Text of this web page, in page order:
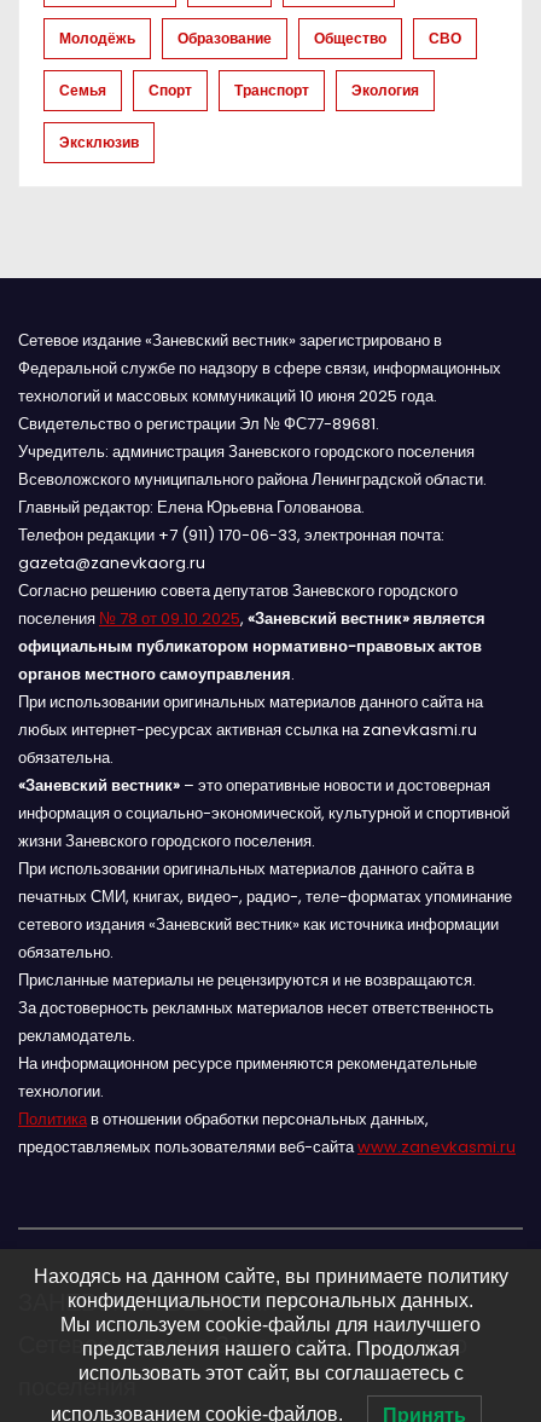
а
п
и
с
м
Молодёжь Образование Общество СВО
Семья Спорт Транспорт Экология
Эксклюзив
Сетевое издание «Заневский вестник» зарегистрировано в
Федеральной службе по надзору в сфере связи, информационных
технологий и массовых коммуникаций 10 июня 2025 года.
Свидетельство о регистрации Эл № ФС77-89681.
Учредитель: администрация Заневского городского поселения
Всеволожского муниципального района Ленинградской области.
Главный редактор: Елена Юрьевна Голованова.
Телефон редакции +7 (911) 170-06-33, электронная почта:
gazeta@zanevkaorg.ru
Согласно решению совета депутатов Заневского городского
поселения № 78 от 09.10.2025, «Заневский вестник» является
официальным публикатором нормативно-правовых актов
органов местного самоуправления.
При использовании оригинальных материалов данного сайта на
любых интернет-ресурсах активная ссылка на zanevkasmi.ru
обязательна.
«Заневский вестник» – это оперативные новости и достоверная
информация о социально-экономической, культурной и спортивной
жизни Заневского городского поселения.
При использовании оригинальных материалов данного сайта в
печатных СМИ, книгах, видео-, радио-, теле-форматах упоминание
сетевого издания «Заневский вестник» как источника информации
обязательно.
Присланные материалы не рецензируются и не возвращаются.
За достоверность рекламных материалов несет ответственность
рекламодатель.
На информационном ресурсе применяются рекомендательные
технологии.
Политикав отношении обработки персональных данных,
предоставляемых пользователями веб-сайтаwww.zanevkasmi.ru
ЗАНЕВСКИЙ ВЕСТНИК 16+
Сетевое издание Заневского городского
поселения
Находясь на данном сайте, вы принимаете политику
конфиденциальности персональных данных.
Мы используем cookie-файлы для наилучшего
представления нашего сайта. Продолжая
использовать этот сайт, вы соглашаетесь с
использованием cookie-файлов. Принять